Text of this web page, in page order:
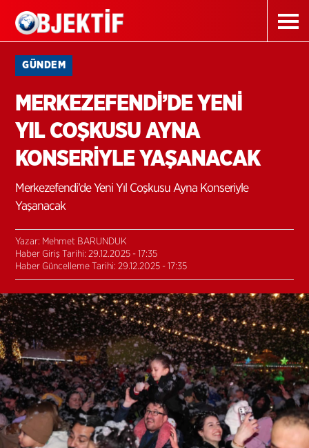
GÜNDEM
MERKEZEFENDİ’DE YENİ
YIL COŞKUSU AYNA
KONSERİYLE YAŞANACAK
Merkezefendi’de Yeni Yıl Coşkusu Ayna Konseriyle
Yaşanacak
Yazar: Mehmet BARUNDUK
Haber Giriş Tarihi: 29.12.2025 - 17:35
Haber Güncelleme Tarihi: 29.12.2025 - 17:35